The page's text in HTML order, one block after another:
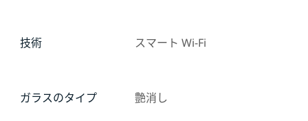
技術 スマート Wi-Fi
ガラスのタイプ 艶消し